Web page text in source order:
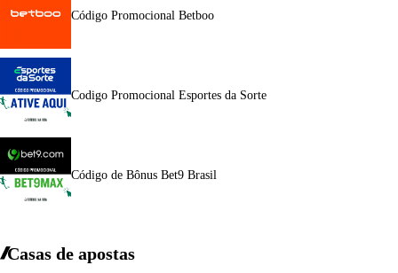
Código Promocional Betboo
Codigo Promocional Esportes da Sorte
Código de Bônus Bet9 Brasil
Casas de apostas